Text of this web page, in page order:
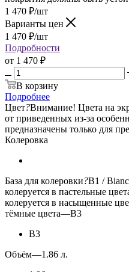
1 470 ₽/шт
Варианты цен
1 470 ₽/шт
Подробности
от 1 470 ₽
В корзину
Подробнее
Цвет?Внимание! Цвета на
от приведенных из-за
предназначены только для
Колеровка
База для колеровки?B1 /
колеруется в пастельные
колеруется в насыщенные
тёмные цвета—B3
B3
Объём—1.86 л.